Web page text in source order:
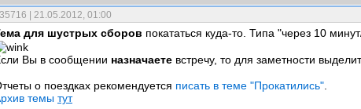
35716 | 21.05.2012, 01:00
для шустрых сборов покататься куда-то. Типа "через 10
Вы в сообщении назначаете встречу, то для заметности
о поездках рекомендуется писать в теме "Прокатились"
темы тут